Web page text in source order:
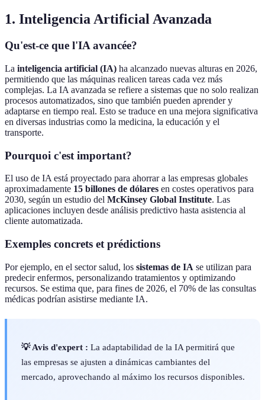
1. Inteligencia Artificial Avanzada
Qu'est-ce que l'IA avancée?
La inteligencia artificial (IA) ha alcanzado nuevas alturas en 2026,
permitiendo que las máquinas realicen tareas cada vez más
complejas. La IA avanzada se refiere a sistemas que no solo realizan
procesos automatizados, sino que también pueden aprender y
adaptarse en tiempo real. Esto se traduce en una mejora significativa
en diversas industrias como la medicina, la educación y el
transporte.
Pourquoi c'est important?
El uso de IA está proyectado para ahorrar a las empresas globales
aproximadamente 15 billones de dólares en costes operativos para
2030, según un estudio del McKinsey Global Institute. Las
aplicaciones incluyen desde análisis predictivo hasta asistencia al
cliente automatizada.
Exemples concrets et prédictions
Por ejemplo, en el sector salud, los sistemas de IA se utilizan para
predecir enfermos, personalizando tratamientos y optimizando
recursos. Se estima que, para fines de 2026, el 70% de las consultas
médicas podrían asistirse mediante IA.
💡 Avis d'expert : La adaptabilidad de la IA permitirá que
las empresas se ajusten a dinámicas cambiantes del
mercado, aprovechando al máximo los recursos disponibles.